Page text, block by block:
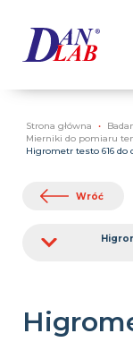
Strona główna
Mierniki do pomiaru
Higrometr testo 616
Wróć